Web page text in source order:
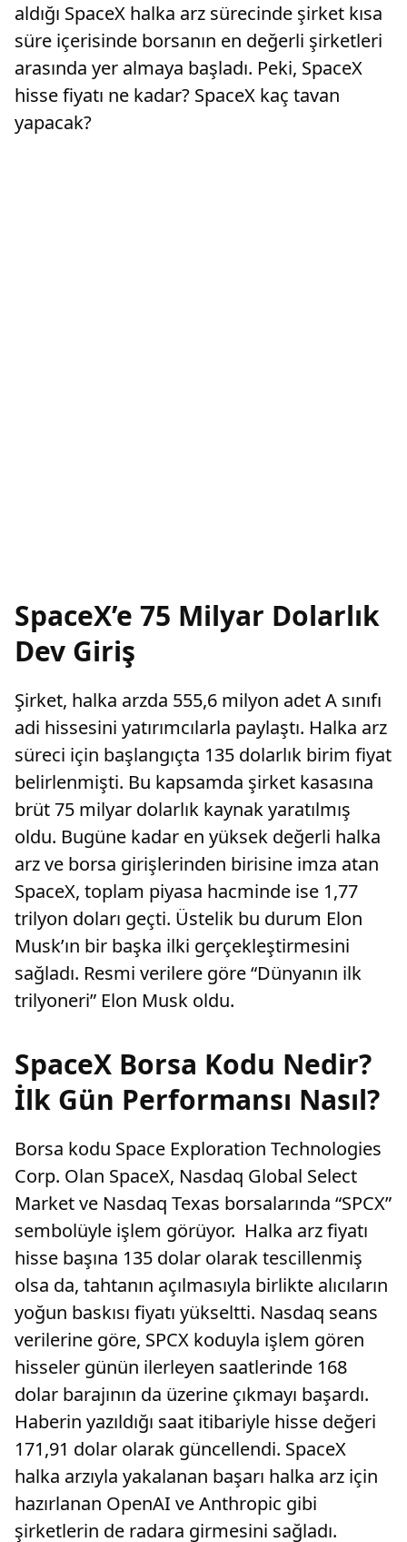
aldığı SpaceX halka arz sürecinde şirket kısa
süre içerisinde borsanın en değerli şirketleri
arasında yer almaya başladı. Peki, SpaceX
hisse fiyatı ne kadar? SpaceX kaç tavan
yapacak?
SpaceX’e 75 Milyar Dolarlık
Dev Giriş
Şirket, halka arzda 555,6 milyon adet A sınıfı
adi hissesini yatırımcılarla paylaştı. Halka arz
süreci için başlangıçta 135 dolarlık birim fiyat
belirlenmişti. Bu kapsamda şirket kasasına
brüt 75 milyar dolarlık kaynak yaratılmış
oldu. Bugüne kadar en yüksek değerli halka
arz ve borsa girişlerinden birisine imza atan
SpaceX, toplam piyasa hacminde ise 1,77
trilyon doları geçti. Üstelik bu durum Elon
Musk’ın bir başka ilki gerçekleştirmesini
sağladı. Resmi verilere göre “Dünyanın ilk
trilyoneri” Elon Musk oldu.
SpaceX Borsa Kodu Nedir?
İlk Gün Performansı Nasıl?
Borsa kodu Space Exploration Technologies
Corp. Olan SpaceX, Nasdaq Global Select
Market ve Nasdaq Texas borsalarında “SPCX”
sembolüyle işlem görüyor. Halka arz fiyatı
hisse başına 135 dolar olarak tescillenmiş
olsa da, tahtanın açılmasıyla birlikte alıcıların
yoğun baskısı fiyatı yükseltti. Nasdaq seans
verilerine göre, SPCX koduyla işlem gören
hisseler günün ilerleyen saatlerinde 168
dolar barajının da üzerine çıkmayı başardı.
Haberin yazıldığı saat itibariyle hisse değeri
171,91 dolar olarak güncellendi. SpaceX
halka arzıyla yakalanan başarı halka arz için
hazırlanan OpenAI ve Anthropic gibi
şirketlerin de radara girmesini sağladı.